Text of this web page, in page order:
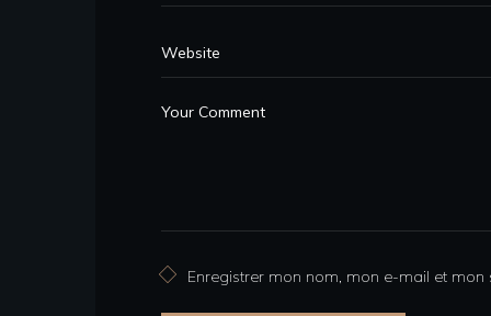
Enregistrer mon nom, mon e-mail et